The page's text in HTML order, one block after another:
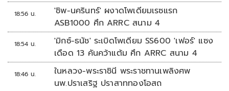
18:56 น.
'ชิพ-นครินทร์' ผงาดโพเดียมเรซแรก
ASB1000 ศึก ARRC สนาม 4
18:54 น.
'มิกซ์-ธนัช' ระเบิดโพเดียม SS600 'เฟอร์' แซง
เดือด 13 คันคว้าแต้ม ศึก ARRC สนาม 4
18:46 น.
ในหลวง-พระราชินี พระราชทานเพลิงศพ
นพ.ปราเสริฐ ปราสาททองโอสถ